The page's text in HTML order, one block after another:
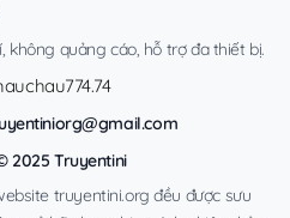
quảng cáo, hỗ trợ đa thiết bị.
2025 Truyentini
truyentini.org đều được sưu